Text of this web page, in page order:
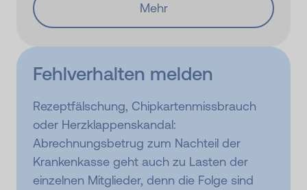
Mehr
Fehlverhalten melden
Rezeptfälschung, Chipkartenmissbrauch
oder Herzklappenskandal:
Abrechnungsbetrug zum Nachteil der
Krankenkasse geht auch zu Lasten der
einzelnen Mitglieder, denn die Folge sind